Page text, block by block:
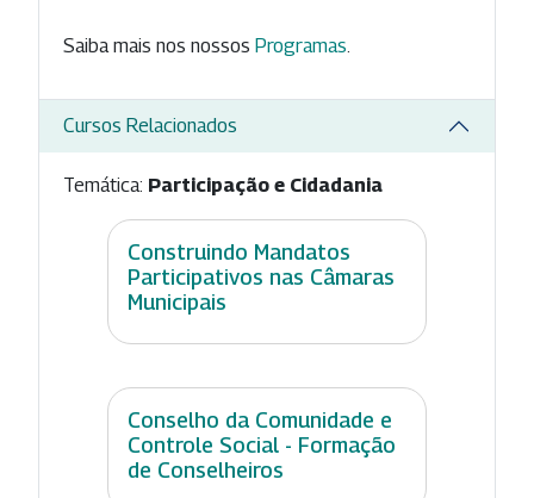
Saiba mais nos nossos Programas
Cursos Relacionados
Temática: Participação e Cidadania
Construindo Mandatos
Participativos nas Câmaras
Municipais
Conselho da Comunidade e
Controle Social - Formação
de Conselheiros